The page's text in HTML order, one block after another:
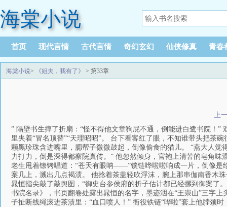
海棠小说
首页 现代言情 古代言情 奇幻玄幻 仙侠修真 青春
海棠小说> 《姐夫，我有了》 > 第33章
上
” 隔壁书生摔了折扇：“怪不得他文章狗屁不通，倒能进白鹭书院！
里夹着“冒名顶替”“天理昭昭”。 台下看客红了眼，不知谁带头把茶
颗黑珍珠含进嘴里，腮帮子微微鼓起，倒像偷食的猫儿。 “燕大人
力打力，倒是深得都察院真传。” 他忽然倾身，官袍上清苦的皂角
老生甩着镣铐唱道：“苍天有眼呐——”锁链哗啦啦响成一片，倒像
案几上，溅出几点褐渍。 他捻着茶盖轻吹浮沫，腕上那串伽南香
晁恒指尖敲了敲舆图，“御史台参侯府的折子估计都已经摞到御案了
书院名录》，书页翻卷处露出晁恒的名字，墨迹洇在“王崇山”三字
子扯断线绳滚进茶渍里：“血口喷人！” 衙役铁链“哗啦”套上他脖颈